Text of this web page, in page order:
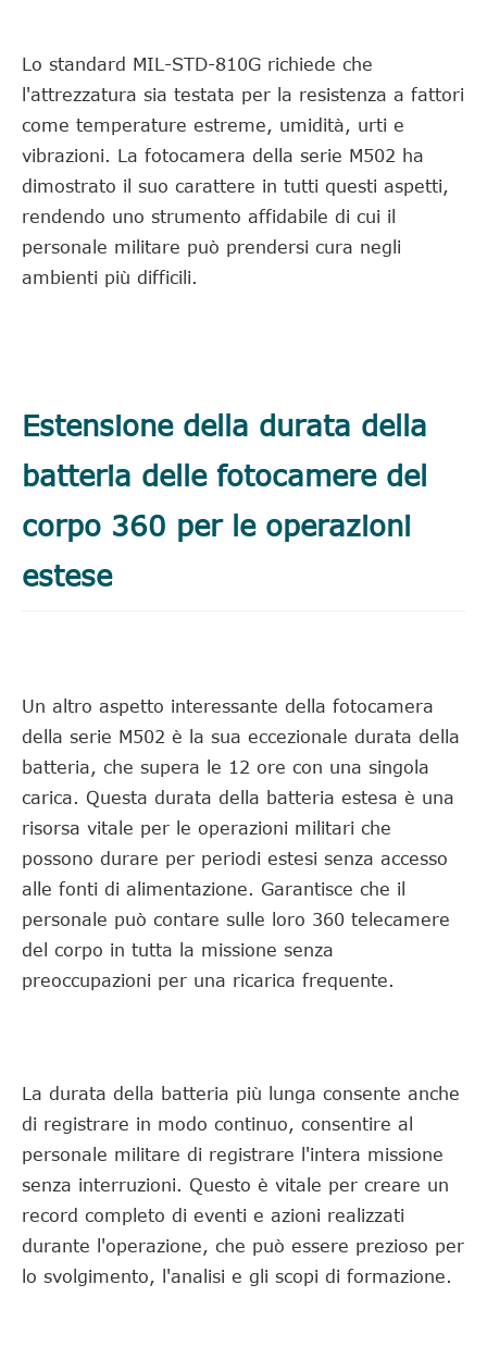
Lo standard MIL-STD-810G richiede che
l'attrezzatura sia testata per la resistenza a fattori
come temperature estreme, umidità, urti e
vibrazioni. La fotocamera della serie M502 ha
dimostrato il suo carattere in tutti questi aspetti,
rendendo uno strumento affidabile di cui il
personale militare può prendersi cura negli
ambienti più difficili.
Estensione della durata della
batteria delle fotocamere del
corpo 360 per le operazioni
estese
Un altro aspetto interessante della fotocamera
della serie M502 è la sua eccezionale durata della
batteria, che supera le 12 ore con una singola
carica. Questa durata della batteria estesa è una
risorsa vitale per le operazioni militari che
possono durare per periodi estesi senza accesso
alle fonti di alimentazione. Garantisce che il
personale può contare sulle loro 360 telecamere
del corpo in tutta la missione senza
preoccupazioni per una ricarica frequente.
La durata della batteria più lunga consente anche
di registrare in modo continuo, consentire al
personale militare di registrare l'intera missione
senza interruzioni. Questo è vitale per creare un
record completo di eventi e azioni realizzati
durante l'operazione, che può essere prezioso per
lo svolgimento, l'analisi e gli scopi di formazione.